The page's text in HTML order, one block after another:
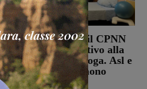
Punto nascita: il CPNN
dà parere negativo alla
richiesta di deroga. Asl e
Regione esprimono
disappunto